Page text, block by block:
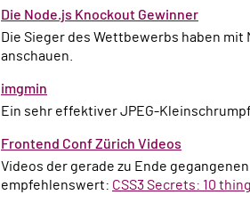
Die Node.js Knockout Gewinner
Die Sieger des Wettbewerbs haben mit Node ein paar sehr krasse Sachen zusammengedübelt. Unbedingt
anschauen.
imgmin
Ein sehr effektiver JPEG-
Frontend Conf Zürich Videos
Videos der gerade zu Ende gegangenen Frontend Conf Zürich 2011. Tolles Zeug dabei! Besonders
empfehlenswert: CSS3 Secrets: 10